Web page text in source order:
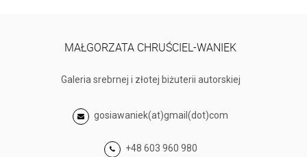
MAŁGORZATA CHRUŚCIEL-WANIEK
Galeria srebrnej i złotej biżuterii autorskiej
gosiawaniek(at)gmail(dot)com
+48 603 960 980